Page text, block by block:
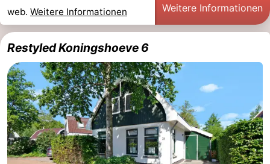
web. Weitere Informationen Weitere Informationen
Restyled Koningshoeve 6